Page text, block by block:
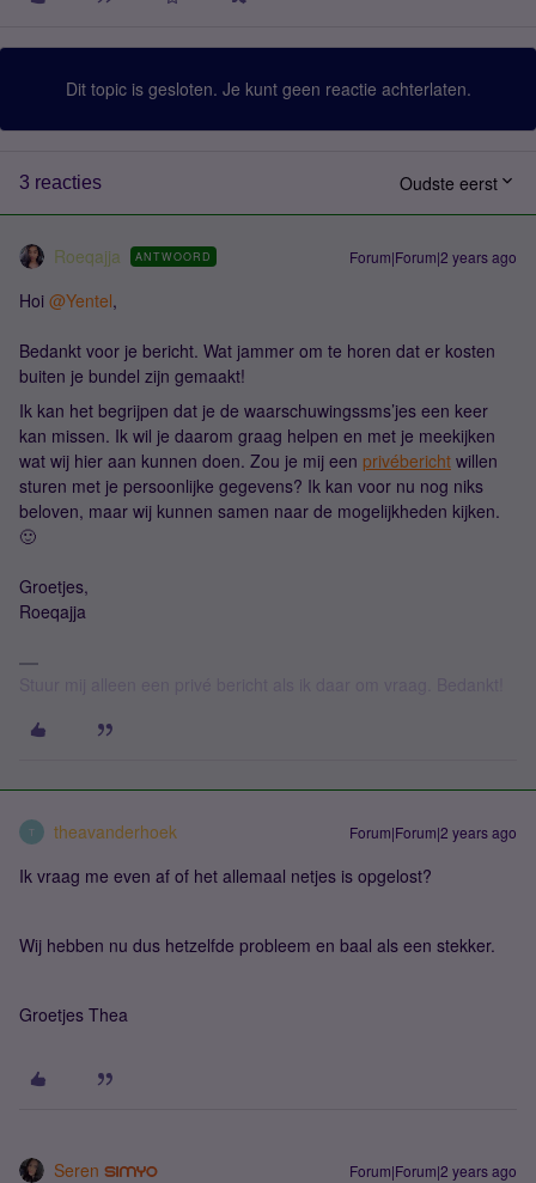
Dit topic is gesloten. Je kunt geen reactie achterlaten.
3 reacties Oudste eerst
Roeqajja ANTWOORD Forum|Forum|2 years ago
Hoi @Yentel,
Bedankt voor je bericht. Wat jammer om te horen dat er kosten
buiten je bundel zijn gemaakt!
Ik kan het begrijpen dat je de waarschuwingssms’jes een keer
kan missen. Ik wil je daarom graag helpen en met je meekijken
wat wij hier aan kunnen doen. Zou je mij een privébericht willen
sturen met je persoonlijke gegevens? Ik kan voor nu nog niks
beloven, maar wij kunnen samen naar de mogelijkheden kijken.
🙂
Groetjes,
Roeqajja
T theavanderhoek Forum|Forum|2 years ago
Ik vraag me even af of het allemaal netjes is opgelost?
Wij hebben nu dus hetzelfde probleem en baal als een stekker.
Groetjes Thea
Seren Forum|Forum|2 years ago